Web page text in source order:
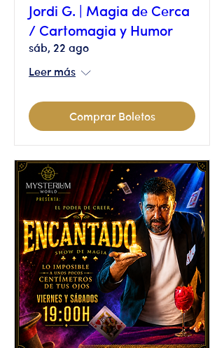
Jordi G. | Magia de Cerca
/ Cartomagia y Humor
sáb, 22 ago
Leer más
Comprar Boletos